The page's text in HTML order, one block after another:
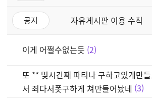
공지 자유게시판 이용 수칙
이게 어쩔수없는듯 2
또 ** 몇시간째 파티나 구하고있게만
서 죄다서폿구하게 쳐만들어놨네 3